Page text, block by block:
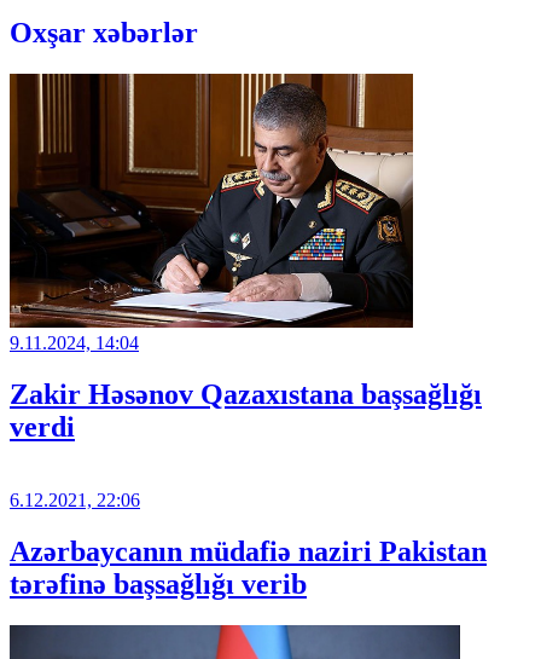
Oxşar xəbərlər
9.11.2024, 14:04
Zakir Həsənov Qazaxıstana başsağlığı
verdi
6.12.2021, 22:06
Azərbaycanın müdafiə naziri Pakistan
tərəfinə başsağlığı verib